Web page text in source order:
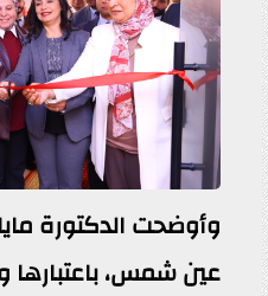
وأوضحت الدكتورة
عين شمس،